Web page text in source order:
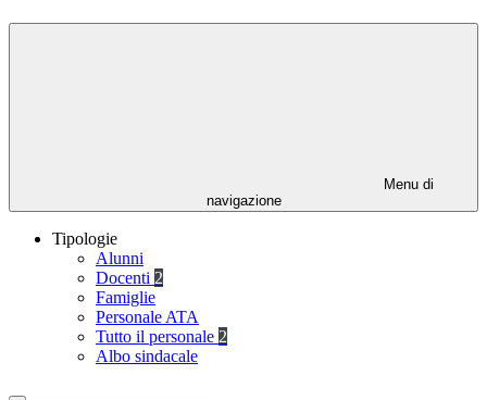
Menu di
navigazione
Tipologie
Alunni
Docenti 2
Famiglie
Personale ATA
Tutto il personale 2
Albo sindacale